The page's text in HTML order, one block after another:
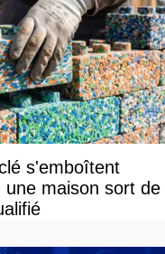
s'emboîtent
maison sort de